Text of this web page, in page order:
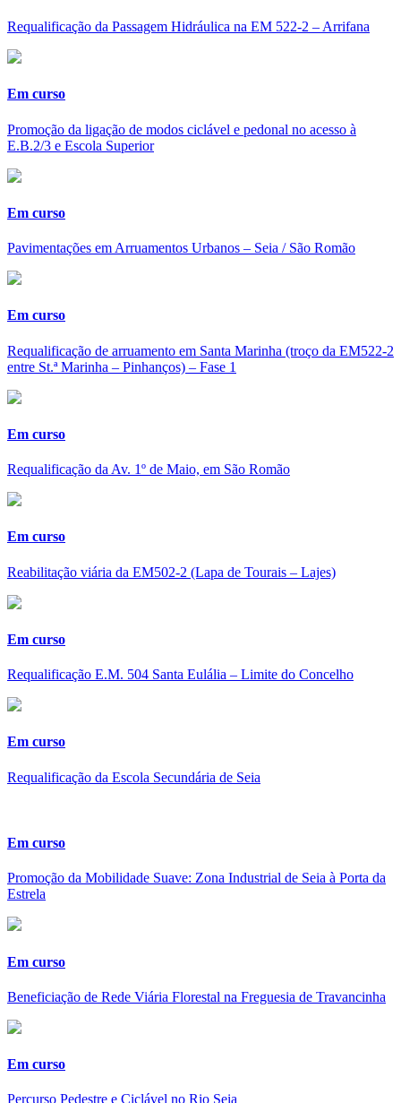
Requalificação da Passagem Hidráulica na EM 522-2 – Arrifana
Em curso
Promoção da ligação de modos ciclável e pedonal no acesso à
E.B.2/3 e Escola Superior
Em curso
Pavimentações em Arruamentos Urbanos – Seia / São Romão
Em curso
Requalificação de arruamento em Santa Marinha (troço da EM522-2
entre St.ª Marinha – Pinhanços) – Fase 1
Em curso
Requalificação da Av. 1º de Maio, em São Romão
Em curso
Reabilitação viária da EM502-2 (Lapa de Tourais – Lajes)
Em curso
Requalificação E.M. 504 Santa Eulália – Limite do Concelho
Em curso
Requalificação da Escola Secundária de Seia
Em curso
Promoção da Mobilidade Suave: Zona Industrial de Seia à Porta da
Estrela
Em curso
Beneficiação de Rede Viária Florestal na Freguesia de Travancinha
Em curso
Percurso Pedestre e Ciclável no Rio Seia